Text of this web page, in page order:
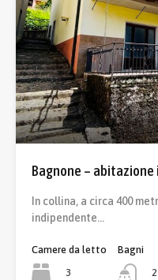
Bagnone –
In collina, a circa 400
indipendente…
Camere da letto
3
Bagni
2